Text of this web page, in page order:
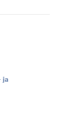
ja